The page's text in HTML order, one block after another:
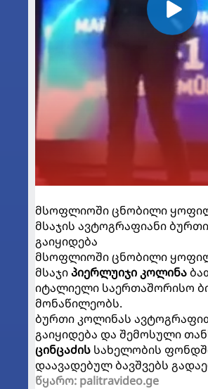
მსოფლიოში ცნობილი
მსაჯის ავტოგრაფიანი
გაიყიდება
მსოფლიოში ცნობილი
მსაჯიპიერლუიჯი კოლინა
იტალიელი საერთაშორისო
მონაწილეობს.
ბურთი კოლინას
გაიყიდება და შემოსული
ცინცაძის სახელობის
დაავადებულ ბავშვებს
წყარო: palitravideo.ge